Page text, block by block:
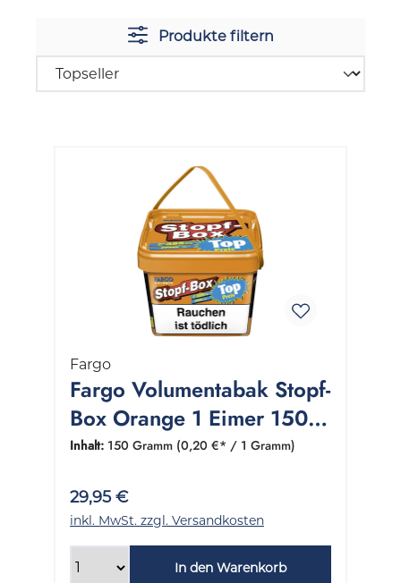
Produkte filtern
Fargo
Fargo Volumentabak Stopf-
Box Orange 1 Eimer 150
Gramm
Inhalt: 150 Gramm (0,20 €* / 1 Gramm)
29,95 €
inkl. MwSt. zzgl. Versandkosten
In den Warenkorb